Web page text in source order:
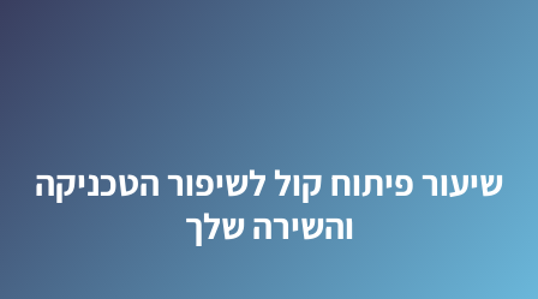
שיעור פיתוח קול לשיפור הטכניקה
והשירה שלך